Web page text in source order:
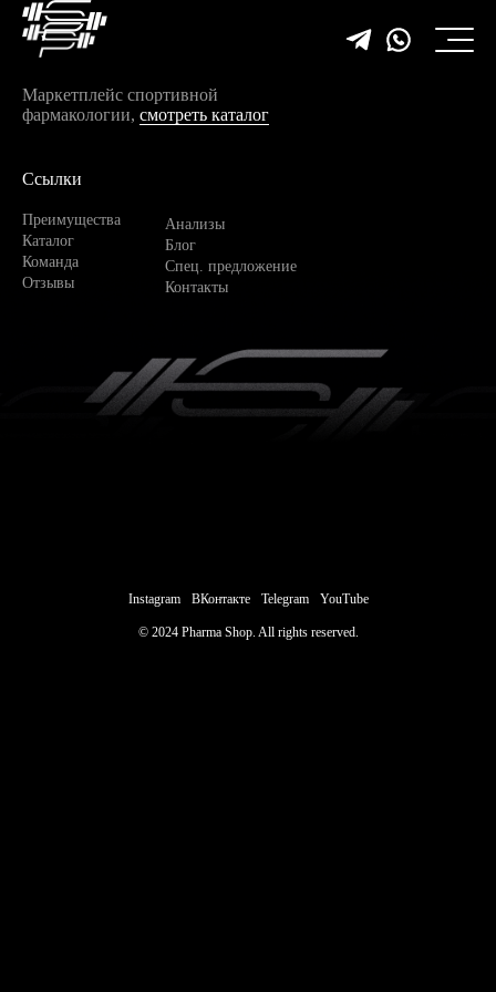
Написать
Маркетплейс спортивной
фармакологии, смотреть каталог
Ссылки
Преимущества
Каталог
Команда
Отзывы
Анализы
Блог
Спец. предложение
Контакты
Instagram ВКонтакте Telegram YouTube
© 2024 Pharma Shop. All rights reserved.